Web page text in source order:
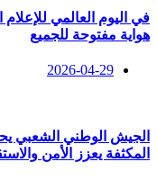
في اليوم العالمي
هواية مفتوحة للجميع
2026-04-29
الجيش الوطني الشعبي
المكثفة يعزز الأمن